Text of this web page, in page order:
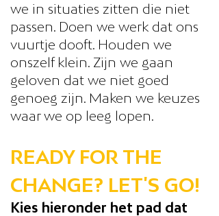
we in situaties zitten die niet
passen. Doen we werk dat ons
vuurtje dooft. Houden we
onszelf klein. Zijn we gaan
geloven dat we niet goed
genoeg zijn. Maken we keuzes
waar we op leeg lopen.
READY FOR THE
CHANGE? LET'S GO!
Kies hieronder het pad dat